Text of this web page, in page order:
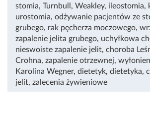
stomia, Turnbull , Weakley, ileostomia,
urostomia, odżywanie pacjentów ze
grubego, rak pęcherza moczowego,
zapalenie jelita grubego, uchyłkowa
nieswoiste zapalenie jelit, choroba
Crohna, zapalenie otrzewnej,
Karolina Wegner, dietetyk, dietetyka,
jelit, zalecenia żywieniowe